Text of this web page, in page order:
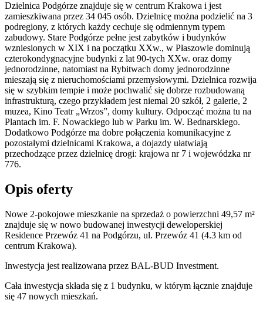
Dzielnica Podgórze znajduje się w centrum Krakowa i jest
zamieszkiwana przez 34 045 osób. Dzielnicę można podzielić na 3
podregiony, z których każdy cechuje się odmiennym typem
zabudowy. Stare Podgórze pełne jest zabytków i budynków
wzniesionych w XIX i na początku XXw., w Płaszowie dominują
czterokondygnacyjne budynki z lat 90-tych XXw. oraz domy
jednorodzinne, natomiast na Rybitwach domy jednorodzinne
mieszają się z nieruchomościami przemysłowymi. Dzielnica rozwija
się w szybkim tempie i może pochwalić się dobrze rozbudowaną
infrastrukturą, czego przykładem jest niemal 20 szkół, 2 galerie, 2
muzea, Kino Teatr „Wrzos”, domy kultury. Odpocząć można tu na
Plantach im. F. Nowackiego lub w Parku im. W. Bednarskiego.
Dodatkowo Podgórze ma dobre połączenia komunikacyjne z
pozostałymi dzielnicami Krakowa, a dojazdy ułatwiają
przechodzące przez dzielnicę drogi: krajowa nr 7 i wojewódzka nr
776.
Opis oferty
Nowe 2-pokojowe mieszkanie na sprzedaż o powierzchni 49,57 m²
znajduje się w nowo budowanej inwestycji deweloperskiej
Residence Przewóz 41 na Podgórzu, ul. Przewóz 41 (4.3 km od
centrum Krakowa).
Inwestycja jest realizowana przez BAL-BUD Investment.
Cała inwestycja składa się z 1 budynku, w którym łącznie znajduje
się 47 nowych mieszkań.